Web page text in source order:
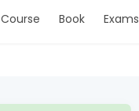
Course Book Exams